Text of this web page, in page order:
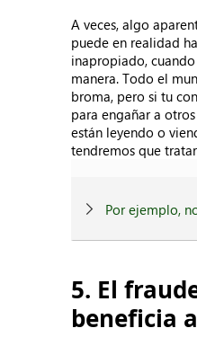
A veces, algo
puede en realidad
inapropiado,
manera. Todo el
broma, pero si tu
para engañar a
están leyendo o
tendremos que
Por ejemplo,
5. El
beneficia